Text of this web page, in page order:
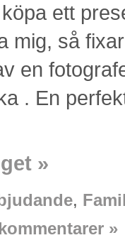
ett
mig, så
en
. En
»
,
»